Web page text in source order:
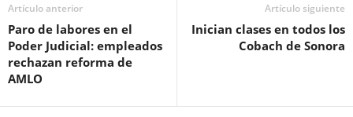
Artículo anterior
Paro de labores en el
Poder Judicial: empleados
rechazan reforma de
AMLO
Artículo siguiente
Inician clases en todos los
Cobach de Sonora